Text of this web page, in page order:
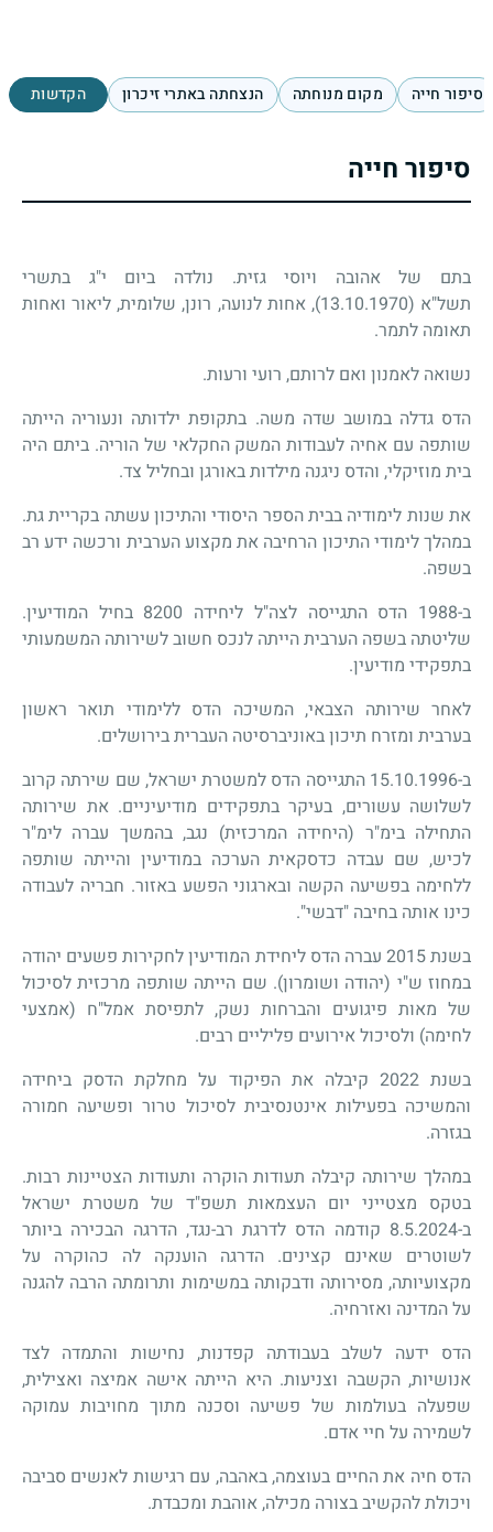
סיפור חייה מקום מנוחתה הנצחתה באתרי זיכרון הקדשות
סיפור חייה
בתם של אהובה ויוסי גזית. נולדה ביום י"ג בתשרי
תשל"א (13.10.1970), אחות לנועה, רונן, שלומית, ליאור ואחות
תאומה לתמר.
נשואה לאמנון ואם לרותם, רועי ורעות.
הדס גדלה במושב שדה משה. בתקופת ילדותה ונעוריה הייתה
שותפה עם אחיה לעבודות המשק החקלאי של הוריה. ביתם היה
בית מוזיקלי, והדס ניגנה מילדות באורגן ובחליל צד.
את שנות לימודיה בבית הספר היסודי והתיכון עשתה בקריית גת.
במהלך לימודי התיכון הרחיבה את מקצוע הערבית ורכשה ידע רב
בשפה.
ב-1988 הדס התגייסה לצה"ל ליחידה 8200 בחיל המודיעין.
שליטתה בשפה הערבית הייתה לנכס חשוב לשירותה המשמעותי
בתפקידי מודיעין.
לאחר שירותה הצבאי, המשיכה הדס ללימודי תואר ראשון
בערבית ומזרח תיכון באוניברסיטה העברית בירושלים.
ב-15.10.1996 התגייסה הדס למשטרת ישראל, שם שירתה קרוב
לשלושה עשורים, בעיקר בתפקידים מודיעיניים. את שירותה
התחילה בימ"ר (היחידה המרכזית) נגב, בהמשך עברה לימ"ר
לכיש, שם עבדה כדסקאית הערכה במודיעין והייתה שותפה
ללחימה בפשיעה הקשה ובארגוני הפשע באזור. חבריה לעבודה
כינו אותה בחיבה "דבשי".
בשנת 2015 עברה הדס ליחידת המודיעין לחקירות פשעים יהודה
במחוז ש"י (יהודה ושומרון). שם הייתה שותפה מרכזית לסיכול
של מאות פיגועים והברחות נשק, לתפיסת אמל"ח (אמצעי
לחימה) ולסיכול אירועים פליליים רבים.
בשנת 2022 קיבלה את הפיקוד על מחלקת הדסק ביחידה
והמשיכה בפעילות אינטנסיבית לסיכול טרור ופשיעה חמורה
בגזרה.
במהלך שירותה קיבלה תעודות הוקרה ותעודות הצטיינות רבות.
בטקס מצטייני יום העצמאות תשפ"ד של משטרת ישראל
ב-8.5.2024 קודמה הדס לדרגת רב-נגד, הדרגה הבכירה ביותר
לשוטרים שאינם קצינים. הדרגה הוענקה לה כהוקרה על
מקצועיותה, מסירותה ודבקותה במשימות ותרומתה הרבה להגנה
על המדינה ואזרחיה.
הדס ידעה לשלב בעבודתה קפדנות, נחישות והתמדה לצד
אנושיות, הקשבה וצניעות. היא הייתה אישה אמיצה ואצילית,
שפעלה בעולמות של פשיעה וסכנה מתוך מחויבות עמוקה
לשמירה על חיי אדם.
הדס חיה את החיים בעוצמה, באהבה, עם רגישות לאנשים סביבה
ויכולת להקשיב בצורה מכילה, אוהבת ומכבדת.